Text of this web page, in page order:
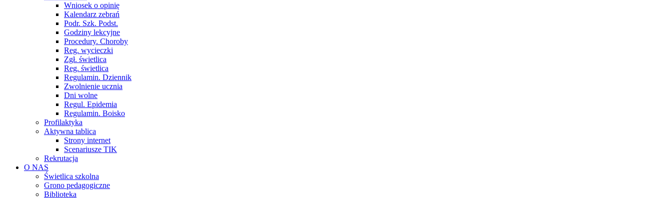
Wniosek o opinię
Kalendarz zebrań
Podr. Szk. Podst.
Godziny lekcyjne
Procedury. Choroby
Reg. wycieczki
Zgł. świetlica
Reg. świetlica
Regulamin. Dziennik
Zwolnienie ucznia
Dni wolne
Regul. Epidemia
Regulamin. Boisko
Profilaktyka
Aktywna tablica
Strony internet
Scenariusze TIK
Rekrutacja
O NAS
Świetlica szkolna
Grono pedagogiczne
Biblioteka